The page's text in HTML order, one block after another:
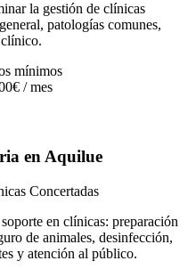
la gestión de clínicas
patologías comunes,
mínimos
/ mes
en Aquilue
Concertadas
en clínicas: preparación
de animales, desinfección,
y atención al público.